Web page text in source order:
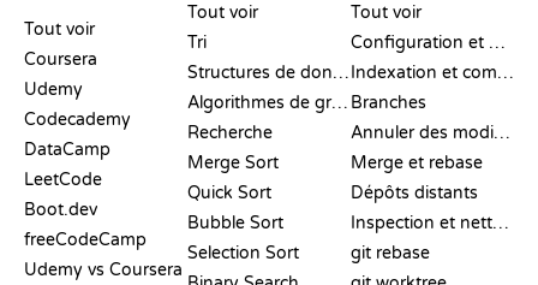
Tout voir
Coursera
Udemy
Codecademy
DataCamp
LeetCode
Boot.dev
freeCodeCamp
Udemy vs Coursera
Tout voir
Tri
Structures de données
Algorithmes de graphes
Recherche
Merge Sort
Quick Sort
Bubble Sort
Selection Sort
Tout voir
Configuration et mise en place
Indexation et commit
Branches
Annuler des modifications
Merge et rebase
Dépôts distants
Inspection et nettoyage
git rebase